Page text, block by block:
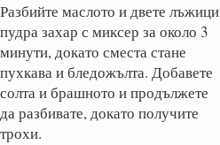
Разбийте маслото и двете лъжици
пудра захар с миксер за около 3
минути, докато сместа стане
пухкава и бледожълта. Добавете
солта и брашното и продължете
да разбивате, докато получите
трохи.